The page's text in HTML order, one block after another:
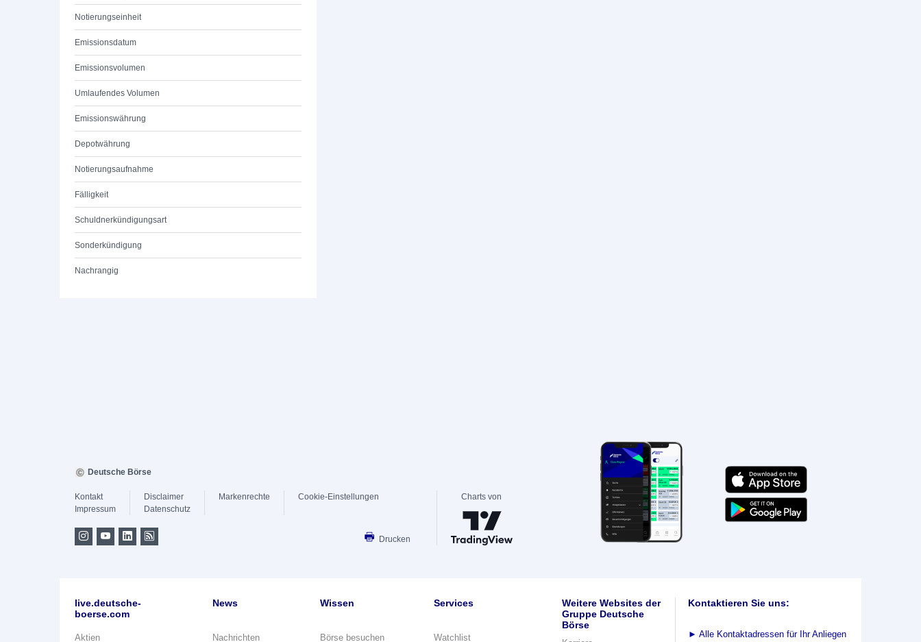
Notierungseinheit
Emissionsdatum
Emissionsvolumen
Umlaufendes Volumen
Emissionswährung
Depotwährung
Notierungsaufnahme
Fälligkeit
Schuldnerkündigungsart
Sonderkündigung
Nachrangig
Deutsche Börse
Kontakt
Impressum
Disclaimer
Datenschutz
Markenrechte Cookie-Einstellungen
Drucken
Charts von
live.deutsche-
boerse.com
Aktien
News
Nachrichten
Wissen
Börse besuchen
Services
Watchlist
Weitere Websites der
Gruppe Deutsche
Börse
Kontaktieren Sie uns:
► Alle Kontaktadressen für Ihr Anliegen